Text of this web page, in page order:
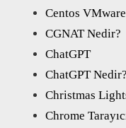
Centos
CGNAT Nedir?
ChatGPT
ChatGPT
Christmas
Chrome